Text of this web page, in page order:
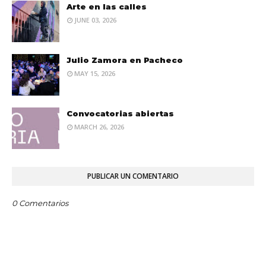
Arte en las calles
JUNE 03, 2026
Julio Zamora en Pacheco
MAY 15, 2026
Convocatorias abiertas
MARCH 26, 2026
PUBLICAR UN COMENTARIO
0 Comentarios